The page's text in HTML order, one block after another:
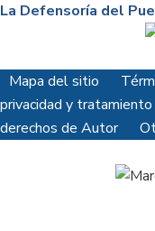
La Defensoría del
Mapa del sitio
privacidad y
derechos de Autor